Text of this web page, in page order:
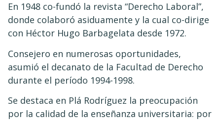
En 1948 co-fundó la revista “Derecho Laboral”,
donde colaboró asiduamente y la cual co-dirige
con Héctor Hugo Barbagelata desde 1972.
Consejero en numerosas oportunidades,
asumió el decanato de la Facultad de Derecho
durante el período 1994-1998.
Se destaca en Plá Rodríguez la preocupación
por la calidad de la enseñanza universitaria: por